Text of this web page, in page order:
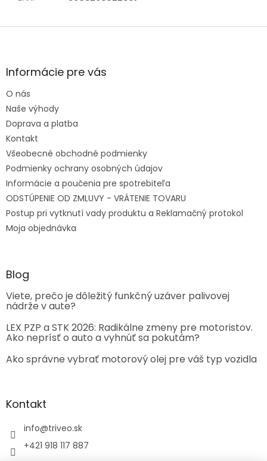
Zápätie
Informácie pre vás
O nás
Naše výhody
Doprava a platba
Kontakt
Všeobecné obchodné podmienky
Podmienky ochrany osobných údajov
Informácie a poučenia pre spotrebiteľa
ODSTÚPENIE OD ZMLUVY - VRÁTENIE TOVARU
Postup pri vytknutí vady produktu a Reklamačný protokol
Moja objednávka
Blog
Viete, prečo je dôležitý funkčný uzáver palivovej
nádrže v aute?
LEX PZP a STK 2026: Radikálne zmeny pre motoristov.
Ako neprísť o auto a vyhnúť sa pokutám?
Ako správne vybrať motorový olej pre váš typ vozidla
Kontakt
info@triveo.sk
+421 918 117 887